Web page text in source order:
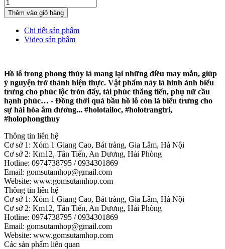
Thêm vào giỏ hàng
Chi tiết sản phẩm
Video sản phẩm
Hồ lô trong phong thủy là mang lại những điều may mắn, giúp
ý nguyện trở thành hiện thực. Vật phẩm này là hình ảnh biểu
trưng cho phúc lộc tròn đấy, tài phúc thăng tiến, phụ nữ cầu
hạnh phúc… - Đồng thời quả bầu hồ lô còn là biểu trưng cho
sự hài hòa âm dương... #holotailoc, #holotrangtri,
#holophongthuy
Thông tin liên hệ
Cơ sở 1: Xóm 1 Giang Cao, Bát tràng, Gia Lâm, Hà Nội
Cơ sở 2: Km12, Tân Tiến, An Dương, Hải Phòng
Hotline: 0974738795 / 0934301869
Email: gomsutamhop@gmail.com
Website: www.gomsutamhop.com
Thông tin liên hệ
Cơ sở 1: Xóm 1 Giang Cao, Bát tràng, Gia Lâm, Hà Nội
Cơ sở 2: Km12, Tân Tiến, An Dương, Hải Phòng
Hotline: 0974738795 / 0934301869
Email: gomsutamhop@gmail.com
Website: www.gomsutamhop.com
Các sản phẩm liên quan